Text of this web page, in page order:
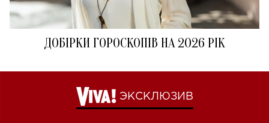
ДОБІРКИ ГОРОСКОПІВ НА 2026 РІК
ЭКСКЛЮЗИВ